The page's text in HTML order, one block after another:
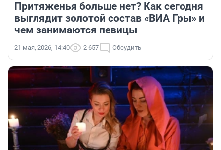
Притяженья больше нет? Как сегодня
выглядит золотой состав «ВИА Гры» и
чем занимаются певицы
21 мая, 2026, 14:40 2 657 Обсудить